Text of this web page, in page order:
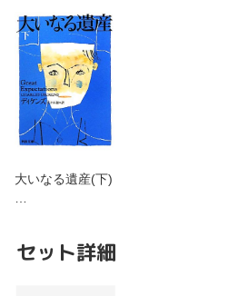
大いなる遺産(下)
セット詳細